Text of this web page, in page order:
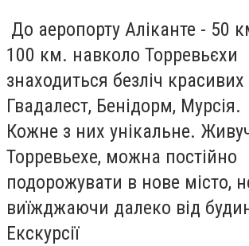
До аеропорту Аліканте - 50
100 км. навколо Торревьєхи
знаходиться безліч красивих
Гвадалест, Бенідорм, Мурсія.
Кожне з них унікальне.
Торревьехе, можна постійно
подорожувати в нове місто,
виїжджаючи далеко від
Екскурсії